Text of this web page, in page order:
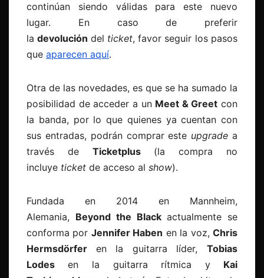
continúan siendo válidas para este nuevo
lugar. En caso de preferir
ladevolución del ticket, favor seguir los pasos
que aparecen aquí.
Otra de las novedades, es que se ha sumado la
posibilidad de acceder a un Meet & Greet con
la banda, por lo que quienes ya cuentan con
sus entradas, podrán comprar este upgradea
través de Ticketplus (la compra no
incluye ticket de acceso al show).
Fundada en 2014 en Mannheim,
Alemania, Beyond the Black actualmente se
conforma por Jennifer Haben en la voz,Chris
Hermsdörfer en la guitarra líder,Tobias
Lodes en la guitarra rítmica y Kai